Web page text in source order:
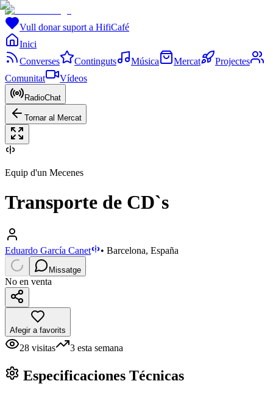
Vull donar suport a HifiCafé
Inici
Converses
Continguts Música Mercat
Projectes
Comunitat
Vídeos
RadioChat
Tornar al Mercat
Equip d'un Mecenes
Transporte de CD`s
Eduardo García Canet • Barcelona, España
Missatge
No en venta
Afegir a favorits
28 visitas 3 esta semana
Especificaciones Técnicas